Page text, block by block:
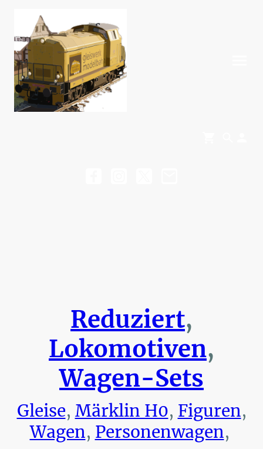
Reduziert,
Lokomotiven,
Wagen-Sets
Gleise, Märklin H0, Figuren,
Wagen, Personenwagen,